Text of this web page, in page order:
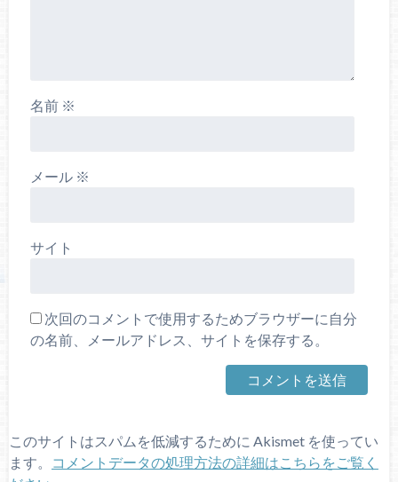
名前 ※
メール ※
サイト
次回のコメントで使用するためブラウザーに自分
の名前、メールアドレス、サイトを保存する。
このサイトはスパムを低減するために Akismet を使ってい
ます。
コメントデータの処理方法の詳細はこちらをご覧く